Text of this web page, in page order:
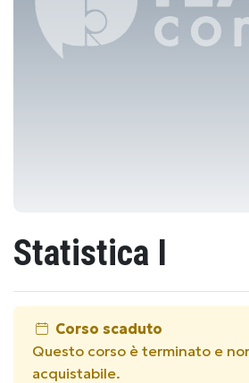
Statistica I
Corso scaduto
Questo corso è terminato e
acquistabile.